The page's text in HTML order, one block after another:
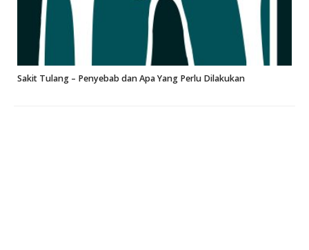
Sakit Tulang – Penyebab dan Apa Yang Perlu Dilakukan